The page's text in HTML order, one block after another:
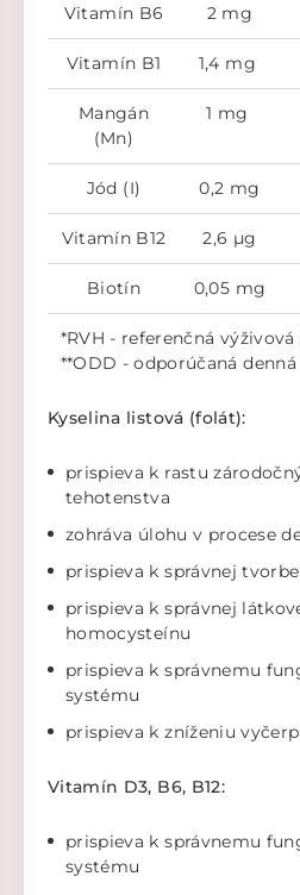
Vitamín B6 2 mg
Vitamín B1 1,4 mg
Mangán
(Mn)
1 mg
Jód (I) 0,2 mg
Vitamín B12 2,6 µg
Biotín 0,05 mg
*RVH - referenčná
**ODD - odporúčaná denná
Kyselina listová (folát):
prispieva k rastu
tehotenstva
zohráva úlohu v procese
prispieva k správnej
prispieva k správnej
homocysteínu
prispieva k správnemu
systému
prispieva k zníženiu
Vitamín D3, B6, B12:
prispieva k správnemu
systému